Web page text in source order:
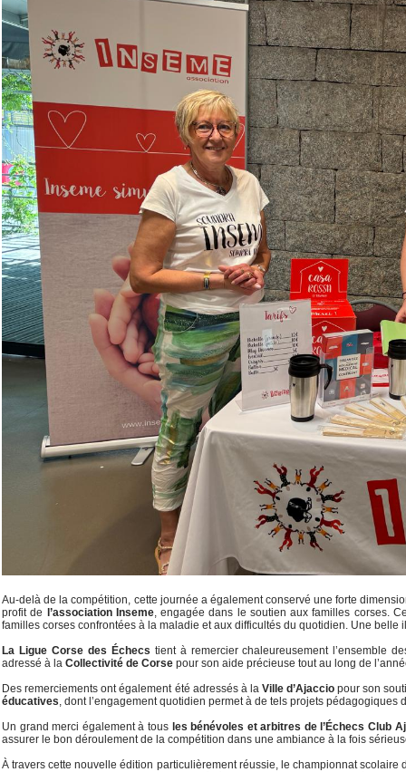
Au-delà de la compétition, cette journée a également conservé une forte
profit de l’association Inseme, engagée dans le soutien aux familles corses.
familles corses confrontées à la maladie et aux difficultés du quotidien. Une
La Ligue Corse des Échecs tient à remercier chaleureusement l’ensemble
adressé à laCollectivité de Corse pour son aide précieuse tout au long de
Des remerciements ont également été adressés à la Ville d’Ajaccio pour son
éducatives , dont l’engagement quotidien permet à de tels projets
Un grand merci également à tous les bénévoles et arbitres de l’Échecs Club
assurer le bon déroulement de la compétition dans une ambiance à la fois
À travers cette nouvelle édition particulièrement réussie, le championnat